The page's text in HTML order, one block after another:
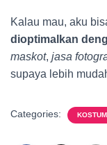
Kalau mau, aku
dioptimalkan
maskot, jasa
supaya lebih
Categories: